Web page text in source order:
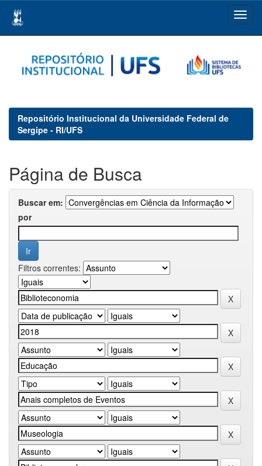
navigation
Repositório Institucional da Universidade Federal de
Sergipe - RI/UFS
Página de Busca
Buscar em:
por
Filtros correntes: